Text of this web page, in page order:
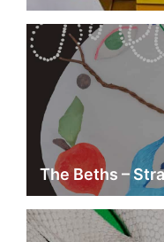
The Beths –